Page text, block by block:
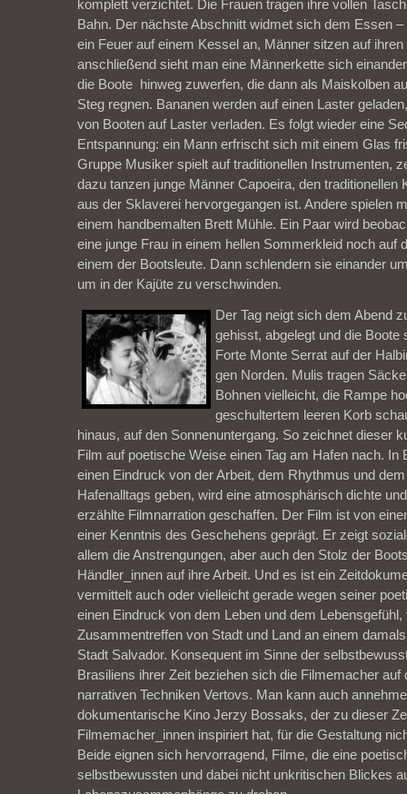
komplett verzichtet. Die Frauen tragen ihre vollen
Bahn. Der nächste Abschnitt widmet sich dem Essen
ein Feuer auf einem Kessel an, Männer sitzen auf
anschließend sieht man eine Männerkette sich
die Boote hinweg zuwerfen, die dann als Maiskolben
Steg regnen. Bananen werden auf einen Laster
von Booten auf Laster verladen. Es folgt wieder eine
Entspannung: ein Mann erfrischt sich mit einem Glas
Gruppe Musiker spielt auf traditionellen Instrumenten,
dazu tanzen junge Männer Capoeira, den traditionellen
aus der Sklaverei hervorgegangen ist. Andere spielen
einem handbemalten Brett Mühle. Ein Paar wird
eine junge Frau in einem hellen Sommerkleid noch auf
einem der Bootsleute. Dann schlendern sie einander
um in der Kajüte zu verschwinden.
Der Tag neigt sich dem Abend
gehisst, abgelegt und die Boote
Forte Monte Serrat auf der
gen Norden. Mulis tragen
Bohnen vielleicht, die Rampe
geschultertem leeren Korb
hinaus, auf den Sonnenuntergang. So zeichnet dieser
Film auf poetische Weise einen Tag am Hafen nach. In
einen Eindruck von der Arbeit, dem Rhythmus und
Hafenalltags geben, wird eine atmosphärisch dichte
erzählte Filmnarration geschaffen. Der Film ist von
einer Kenntnis des Geschehens geprägt. Er zeigt
allem die Anstrengungen, aber auch den Stolz der
Händler_innen auf ihre Arbeit. Und es ist ein
vermittelt auch oder vielleicht gerade wegen seiner
einen Eindruck von dem Leben und dem Lebensgefühl,
Zusammentreffen von Stadt und Land an einem
Stadt Salvador. Konsequent im Sinne der
Brasiliens ihrer Zeit beziehen sich die Filmemacher auf
narrativen Techniken Vertovs. Man kann auch
dokumentarische Kino Jerzy Bossaks, der zu dieser
Filmemacher_innen inspiriert hat, für die Gestaltung
Beide eignen sich hervorragend, Filme, die eine
selbstbewussten und dabei nicht unkritischen Blickes